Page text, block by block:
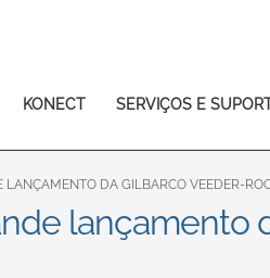
Français
Middle East and
KONECT SERVIÇOS E
DA GILBARCO VEEDER-
lançamento